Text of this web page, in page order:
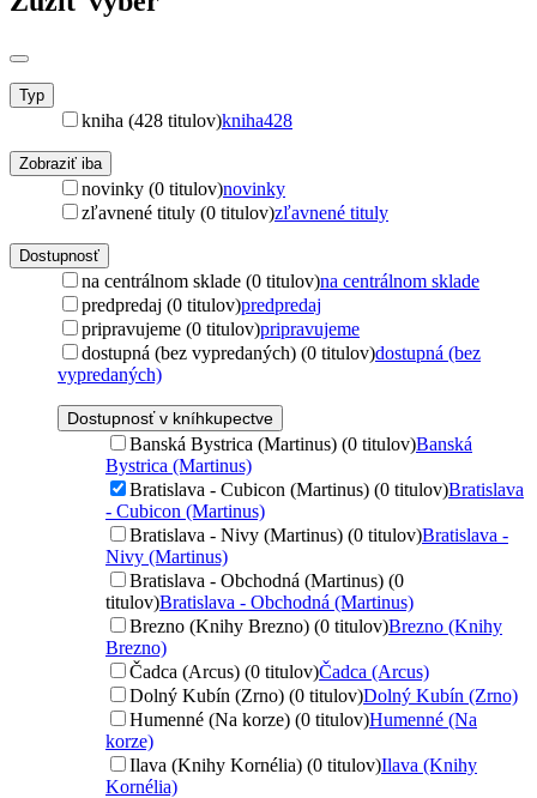
Typ
kniha (428 titulov)kniha428
Zobraziť iba
novinky (0 titulov)novinky
zľavnené tituly (0 titulov)zľavnené tituly
Dostupnosť
na centrálnom sklade (0 titulov)na centrálnom sklade
predpredaj (0 titulov)predpredaj
pripravujeme (0 titulov)pripravujeme
dostupná (bez vypredaných) (0 titulov)dostupná (bez
vypredaných)
Dostupnosť v kníhkupectve
Banská Bystrica (Martinus) (0 titulov)Banská
Bystrica (Martinus)
Bratislava - Cubicon (Martinus) (0 titulov)Bratislava
- Cubicon (Martinus)
Bratislava - Nivy (Martinus) (0 titulov)Bratislava -
Nivy (Martinus)
Bratislava - Obchodná (Martinus) (0
titulov)Bratislava - Obchodná (Martinus)
Brezno (Knihy Brezno) (0 titulov)Brezno (Knihy
Brezno)
Čadca (Arcus) (0 titulov)Čadca (Arcus)
Dolný Kubín (Zrno) (0 titulov)Dolný Kubín (Zrno)
Humenné (Na korze) (0 titulov)Humenné (Na
korze)
Ilava (Knihy Kornélia) (0 titulov)Ilava (Knihy
Kornélia)